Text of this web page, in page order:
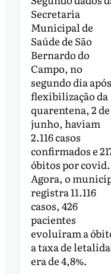
Secretaria
Municipal de
Saúde de São
Bernardo do
Campo, no
segundo dia
flexibilização da
quarentena, 2 de
junho, haviam
2.116 casos
confirmados e
óbitos por covid.
Agora, o
registra 11.116
casos, 426
pacientes
evoluíram a
a taxa de
era de 4,8%.